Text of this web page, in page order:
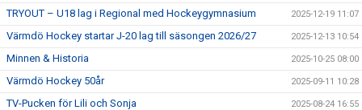
TRYOUT – U18 lag i Regional med Hockeygymnasium 2025-12-19 11:07
Värmdö Hockey startar J-20 lag till säsongen 2026/27 2025-12-13 10:54
Minnen & Historia 2025-10-25 08:00
Värmdö Hockey 50år 2025-09-11 10:28
TV-Pucken för Lili och Sonja 2025-08-24 16:55